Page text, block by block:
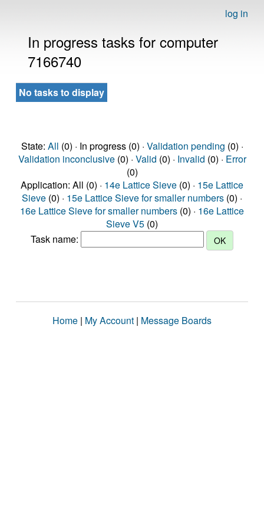
log in
In progress tasks for computer
7166740
No tasks to display
State: All (0) · In progress (0) · Validation pending (0) ·
Validation inconclusive(0) · Valid (0) · Invalid (0) · Error
(0)
Application: All (0) · 14e Lattice Sieve (0) · 15e Lattice
Sieve (0) · 15e Lattice Sieve for smaller numbers (0) ·
16e Lattice Sieve for smaller numbers (0) · 16e Lattice
Sieve V5 (0)
Task name:
Home | My Account | Message Boards